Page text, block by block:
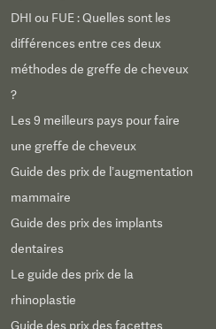
DHI ou FUE : Quelles sont les
différences entre ces deux
méthodes de greffe de cheveux
?
Les 9 meilleurs pays pour faire
une greffe de cheveux
Guide des prix de l’augmentation
mammaire
Guide des prix des implants
dentaires
Le guide des prix de la
rhinoplastie
Guide des prix des facettes